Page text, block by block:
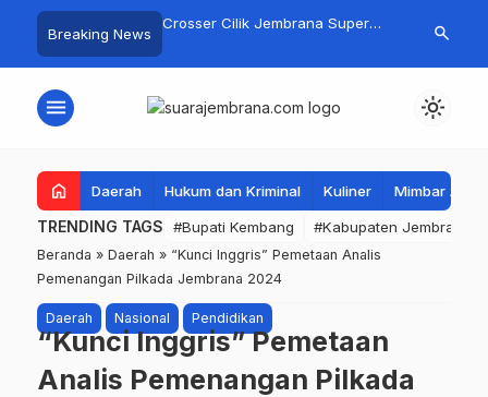
Breaking News
Tenggelam di
Pengambengan
Crosser Cilik Jembrana Super
Motocross 50cc
Jembrana
Mustika Rasa
search
menu light_mode
home Daerah Hukum dan Kriminal Kuliner Mimbar
TRENDING TAGS #Bupati Kembang #Kabupaten Jembrana
Beranda » Daerah » “Kunci Inggris” Pemetaan Analis
Pemenangan Pilkada Jembrana 2024
Daerah Nasional Pendidikan
“Kunci Inggris” Pemetaan
Analis Pemenangan Pilkada